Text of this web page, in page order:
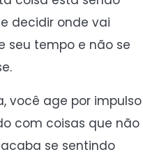
decidir onde vai
seu tempo e não se
você age por impulso
com coisas que não
se sentindo